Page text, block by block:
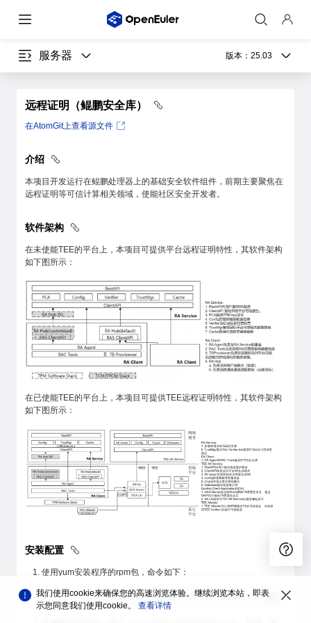
服务器 版本： 25.03
远程证明（鲲鹏安全库）
在AtomGit上查看源文件
介绍
本项目开发运行在鲲鹏处理器上的基础安全软件组件，前期主要聚焦在
远程证明等可信计算相关领域，使能社区安全开发者。
软件架构
在未使能TEE的平台上，本项目可提供平台远程证明特性，其软件架构
如下图所示：
在已使能TEE的平台上，本项目可提供TEE远程证明特性，其软件架构
如下图所示：
安装配置
使用yum安装程序的rpm包，命令如下：
# yum install kunpengsecl-ras kunpengsecl-rac kunpengsecl-
我们使用cookie来确保您的高速浏览体验。继续浏览本站，即表
示您同意我们使用cookie。 查看详情